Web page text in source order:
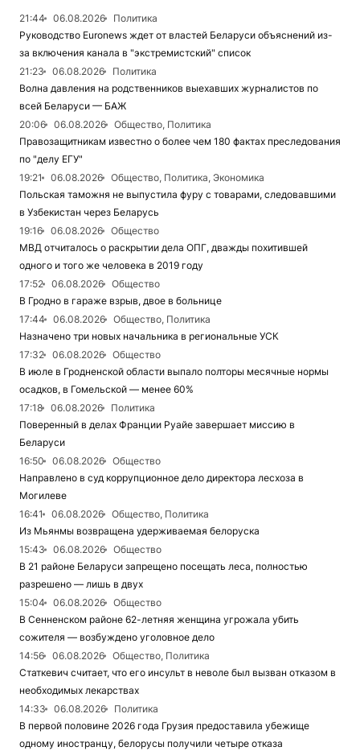
21:44 06.08.2026
Политика
Руководство Euronews ждет от властей Беларуси объяснений из-
за включения канала в "экстремистский" список
21:23
06.08.2026
Политика
Волна давления на родственников выехавших журналистов по
всей Беларуси — БАЖ
20:06
06.08.2026
Общество, Политика
Правозащитникам известно о более чем 180 фактах преследования
по "делу ЕГУ"
19:21
06.08.2026
Общество, Политика, Экономика
Польская таможня не выпустила фуру с товарами, следовавшими
в Узбекистан через Беларусь
19:16
06.08.2026
Общество
МВД отчиталось о раскрытии дела ОПГ, дважды похитившей
одного и того же человека в 2019 году
17:52
06.08.2026
Общество
В Гродно в гараже взрыв, двое в больнице
17:44
06.08.2026
Общество, Политика
Назначено три новых начальника в региональные УСК
17:32
06.08.2026
Общество
В июле в Гродненской области выпало полторы месячные нормы
осадков, в Гомельской — менее 60%
17:18
06.08.2026
Политика
Поверенный в делах Франции Руайе завершает миссию в
Беларуси
16:50
06.08.2026
Общество
Направлено в суд коррупционное дело директора лесхоза в
Могилеве
16:41
06.08.2026
Общество, Политика
Из Мьянмы возвращена удерживаемая белоруска
15:43
06.08.2026
Общество
В 21 районе Беларуси запрещено посещать леса, полностью
разрешено — лишь в двух
15:04
06.08.2026
Общество
В Сенненском районе 62-летняя женщина угрожала убить
сожителя — возбуждено уголовное дело
14:56
06.08.2026
Общество, Политика
Статкевич считает, что его инсульт в неволе был вызван отказом в
необходимых лекарствах
14:33
06.08.2026
Политика
В первой половине 2026 года Грузия предоставила убежище
одному иностранцу, белорусы получили четыре отказа